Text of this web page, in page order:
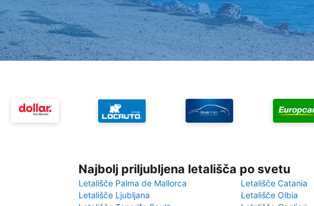
Najbolj priljubljena letališča po svetu
Letališče Palma de Mallorca
Letališče Catania
Letališče Ljubljana
Letališče Olbia